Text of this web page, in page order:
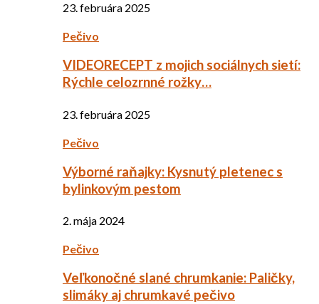
23. februára 2025
Pečivo
VIDEORECEPT z mojich sociálnych sietí:
Rýchle celozrnné rožky…
23. februára 2025
Pečivo
Výborné raňajky: Kysnutý pletenec s
bylinkovým pestom
2. mája 2024
Pečivo
Veľkonočné slané chrumkanie: Paličky,
slimáky aj chrumkavé pečivo